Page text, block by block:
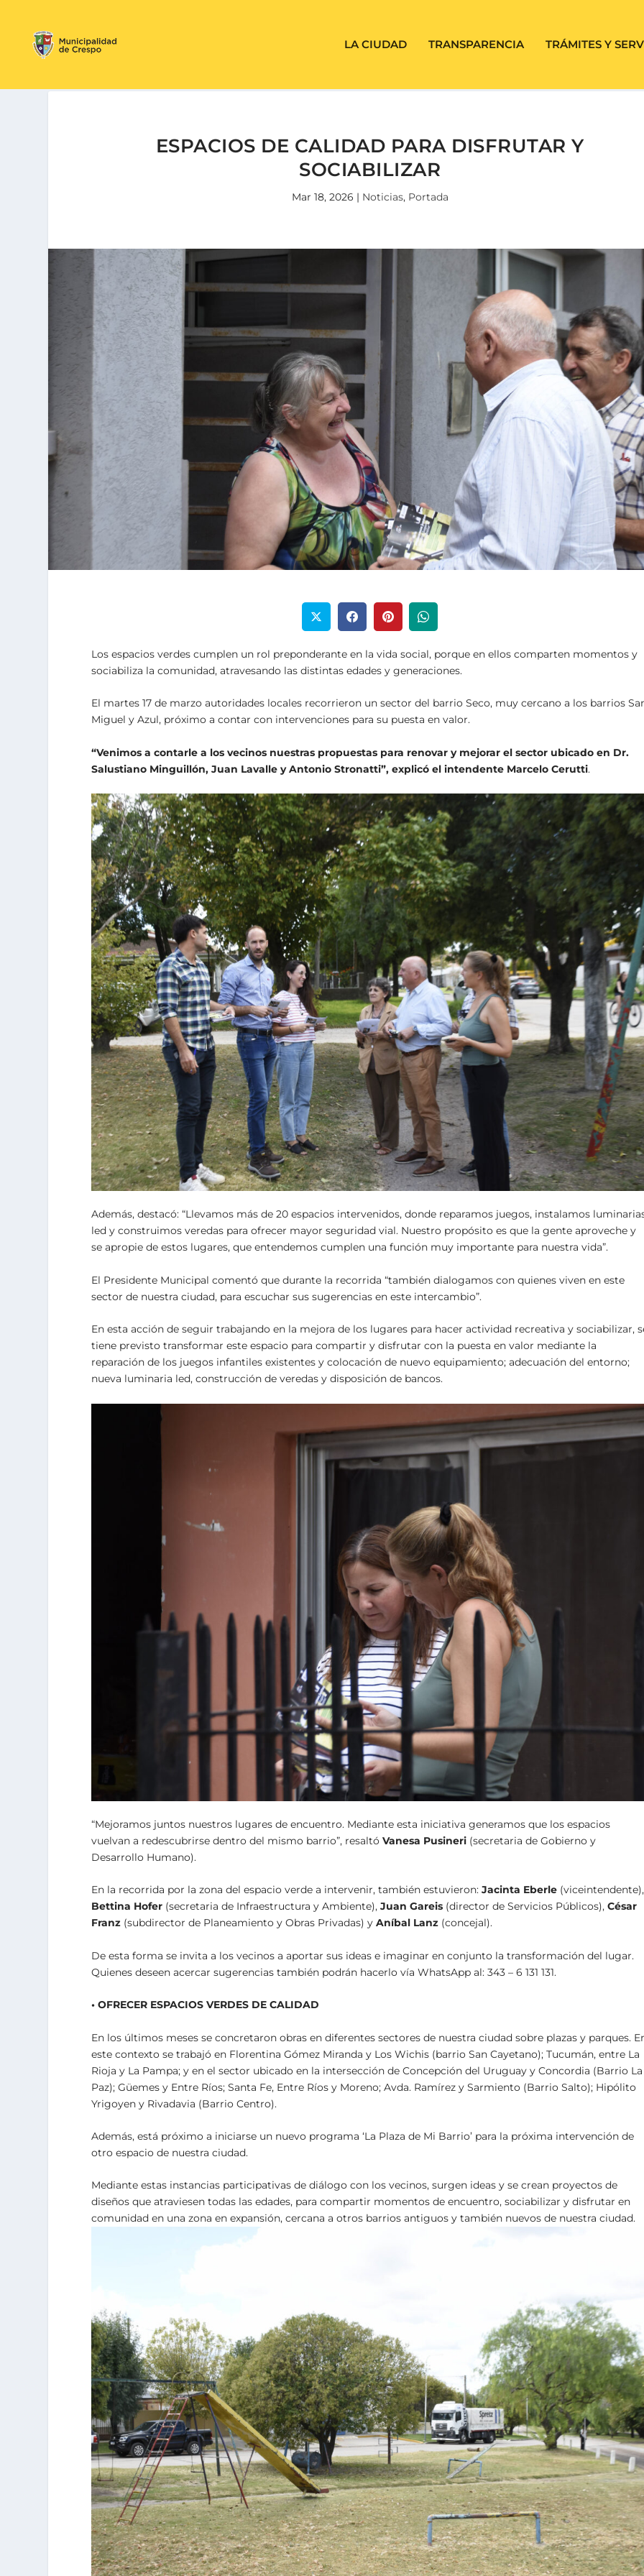
LA CIUDAD TRANSPARENCIA TRÁMITES Y
ESPACIOS DE CALIDAD PARA DISFRUTAR Y
SOCIABILIZAR
Mar 18, 2026 | Noticias, Portada
Los espacios verdes cumplen un rol preponderante en la vida social, porque en ellos comparten momentos y
sociabiliza la comunidad, atravesando las distintas edades y generaciones.
El martes 17 de marzo autoridades locales recorrieron un sector del barrio Seco, muy cercano a los barrios
Miguel y Azul, próximo a contar con intervenciones para su puesta en valor.
“Venimos a contarle a los vecinos nuestras propuestas para renovar y mejorar el sector ubicado en Dr.
Salustiano Minguillón, Juan Lavalle y Antonio Stronatti”, explicó el intendente Marcelo Cerutti.
Además, destacó: “Llevamos más de 20 espacios intervenidos, donde reparamos juegos, instalamos
led y construimos veredas para ofrecer mayor seguridad vial. Nuestro propósito es que la gente aproveche y
se apropie de estos lugares, que entendemos cumplen una función muy importante para nuestra vida”.
El Presidente Municipal comentó que durante la recorrida “también dialogamos con quienes viven en este
sector de nuestra ciudad, para escuchar sus sugerencias en este intercambio”.
En esta acción de seguir trabajando en la mejora de los lugares para hacer actividad recreativa y sociabilizar,
tiene previsto transformar este espacio para compartir y disfrutar con la puesta en valor mediante la
reparación de los juegos infantiles existentes y colocación de nuevo equipamiento; adecuación del entorno;
nueva luminaria led, construcción de veredas y disposición de bancos.
“Mejoramos juntos nuestros lugares de encuentro. Mediante esta iniciativa generamos que los espacios
vuelvan a redescubrirse dentro del mismo barrio”, resaltóVanesa Pusineri (secretaria de Gobierno y
Desarrollo Humano).
En la recorrida por la zona del espacio verde a intervenir, también estuvieron:Jacinta Eberle (viceintendente),
Bettina Hofer (secretaria de Infraestructura y Ambiente),Juan Gareis (director de Servicios Públicos),César
Franz (subdirector de Planeamiento y Obras Privadas) yAníbal Lanz (concejal).
De esta forma se invita a los vecinos a aportar sus ideas e imaginar en conjunto la transformación del lugar.
Quienes deseen acercar sugerencias también podrán hacerlo vía WhatsApp al: 343 – 6 131 131.
• OFRECER ESPACIOS VERDES DE CALIDAD
En los últimos meses se concretaron obras en diferentes sectores de nuestra ciudad sobre plazas y parques.
este contexto se trabajó en Florentina Gómez Miranda y Los Wichis (barrio San Cayetano); Tucumán, entre La
Rioja y La Pampa; y en el sector ubicado en la intersección de Concepción del Uruguay y Concordia (Barrio La
Paz); Güemes y Entre Ríos; Santa Fe, Entre Ríos y Moreno; Avda. Ramírez y Sarmiento (Barrio Salto); Hipólito
Yrigoyen y Rivadavia (Barrio Centro).
Además, está próximo a iniciarse un nuevo programa ‘La Plaza de Mi Barrio’ para la próxima intervención de
otro espacio de nuestra ciudad.
Mediante estas instancias participativas de diálogo con los vecinos, surgen ideas y se crean proyectos de
diseños que atraviesen todas las edades, para compartir momentos de encuentro, sociabilizar y disfrutar en
comunidad en una zona en expansión, cercana a otros barrios antiguos y también nuevos de nuestra ciudad.